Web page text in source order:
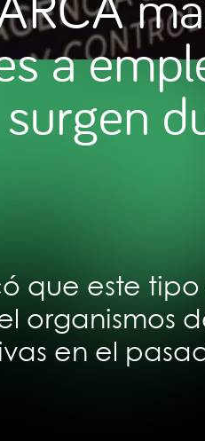
a
que este
organismos
en el